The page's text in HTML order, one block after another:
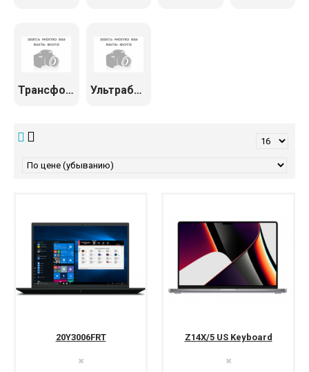
Трансформеры Ультрабуки
✖
20Y3006FRT
✖
Z14X/5 US Keyboard